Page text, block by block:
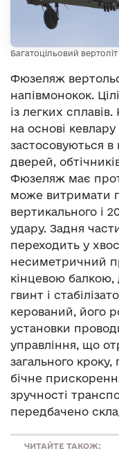
Багатоцільовий
Фюзеляж
напівмонокок.
із легких
на основі
застосовуються в
дверей,
Фюзеляж має
може витримати
вертикального і
удару. Задня
переходить у
несиметричний
кінцевою балкою,
гвинт і
керований, його
установки
управління, що
загального
бічне
зручності
передбачено
ЧИТАЙТЕ ТАКОЖ: